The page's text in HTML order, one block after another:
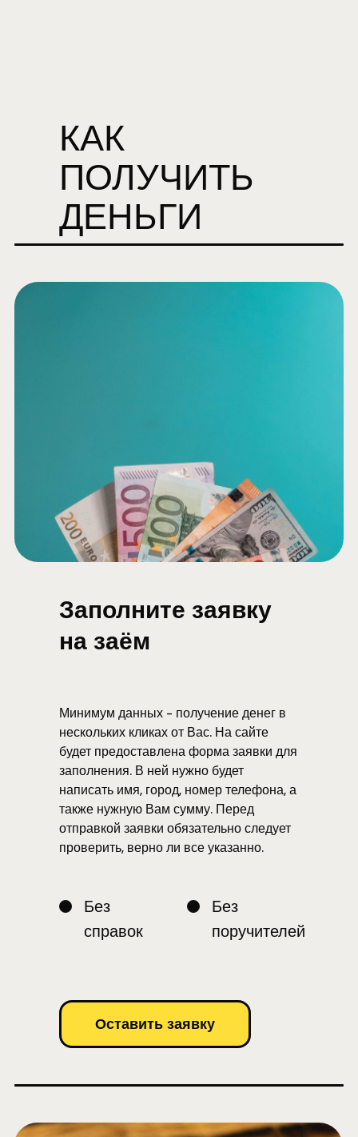
КАК
ПОЛУЧИТЬ
ДЕНЬГИ
Минимум данных - получение денег в
нескольких кликах от Вас. На сайте
будет предоставлена форма заявки для
заполнения. В ней нужно будет
написать имя, город, номер телефона, а
также нужную Вам сумму. Перед
отправкой заявки обязательно следует
проверить, верно ли все указанно.
Заполните заявку
на заём
Оставить заявку
Без
справок
Без
поручителей